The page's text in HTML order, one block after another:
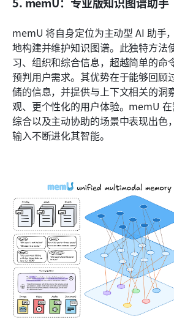
memU 将自身定位为主动型 AI 助手
地构建并维护知识图谱。此独特方法
习、组织和综合信息，超越简单的命
预判用户需求。其优势在于能够回顾
储的信息，并提供与上下文相关的洞
观、更个性化的用户体验。memU
综合以及主动协助的场景中表现出色
输入不断进化其智能。